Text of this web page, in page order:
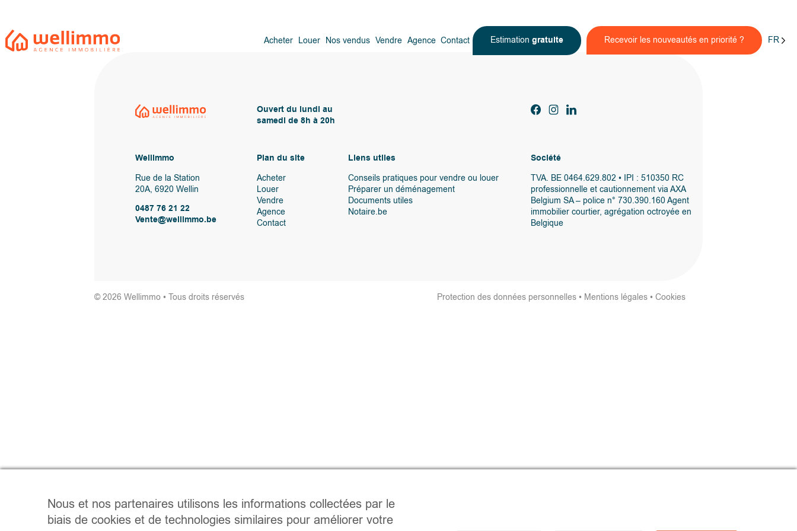
Acheter Louer Nos vendus Vendre Agence Contact Estimation gratuite Recevoir les nouveautés en priorité ? FR
Ouvert du lundi au
samedi de 8h à 20h
Wellimmo
Rue de la Station
20A, 6920 Wellin
0487 76 21 22
Vente@wellimmo.be
Plan du site
Acheter
Louer
Vendre
Agence
Contact
Liens utiles
Conseils pratiques pour vendre ou louer
Préparer un déménagement
Documents utiles
Notaire.be
Société
TVA. BE 0464.629.802 • IPI : 510350 RC
professionnelle et cautionnement via AXA
Belgium SA – police n° 730.390.160 Agent
immobilier courtier, agrégation octroyée en
Belgique
© 2026 Wellimmo • Tous droits réservés Protection des données personnelles • Mentions légales •Cookies
Nous et nos partenaires utilisons les informations collectées par le
biais de cookies et de technologies similaires pour améliorer votre